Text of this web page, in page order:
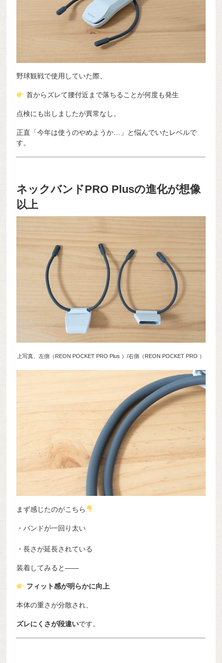
野球観戦で使用していた際、
首からズレて腰付近まで落ちることが何度も発生
点検にも出しましたが異常なし。
正直「今年は使うのやめようか…」と悩んでいたレベルで
す。
ネックバンドPRO Plusの進化が想像
以上
上写真、左側（REON POCKET PRO Plus ）/右側（REON POCKET PRO ）
まず感じたのがこちら
・バンドが一回り太い
・長さが延長されている
装着してみると——
フィット感が明らかに向上
本体の重さが分散され、
ズレにくさが段違いです。